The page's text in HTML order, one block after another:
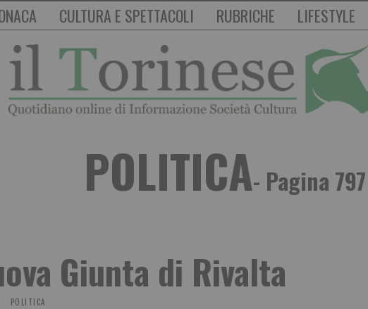
CULTURA E SPETTACOLI RUBRICHE LIFESTYLE
POLITICA- Pagina 797
Giunta di Rivalta
POLITICA